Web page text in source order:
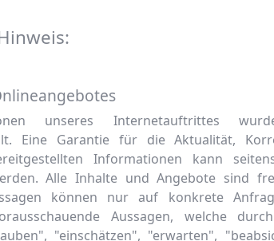
unseres Internetauftrittes
Eine Garantie für die Aktualität,
Informationen kann
Alle Inhalte und Angebote sind
können nur auf konkrete
Aussagen, welche
"einschätzen", "erwarten",